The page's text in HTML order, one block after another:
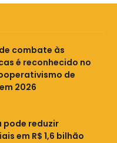
combate às
é reconhecido no
de
2026
reduzir
em R$ 1,6 bilhão